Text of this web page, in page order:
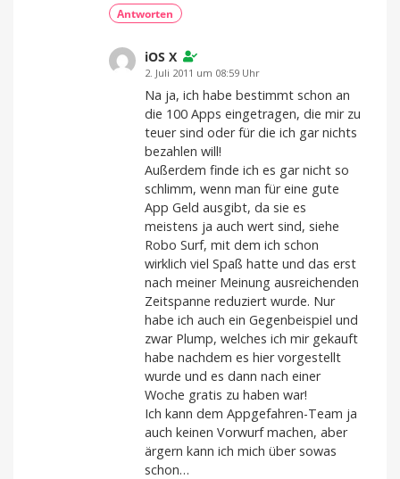
Antworten
iOS X
2. Juli 2011 um 08:59 Uhr
Na ja, ich habe bestimmt schon an
die 100 Apps eingetragen, die mir zu
teuer sind oder für die ich gar nichts
bezahlen will!
Außerdem finde ich es gar nicht so
schlimm, wenn man für eine gute
App Geld ausgibt, da sie es
meistens ja auch wert sind, siehe
Robo Surf, mit dem ich schon
wirklich viel Spaß hatte und das erst
nach meiner Meinung ausreichenden
Zeitspanne reduziert wurde. Nur
habe ich auch ein Gegenbeispiel und
zwar Plump, welches ich mir gekauft
habe nachdem es hier vorgestellt
wurde und es dann nach einer
Woche gratis zu haben war!
Ich kann dem Appgefahren-Team ja
auch keinen Vorwurf machen, aber
ärgern kann ich mich über sowas
schon…